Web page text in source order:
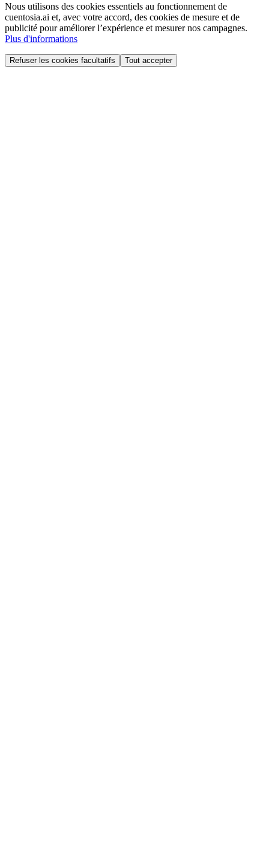
Nous utilisons des cookies essentiels au fonctionnement de
cuentosia.ai et, avec votre accord, des cookies de mesure et de
publicité pour améliorer l’expérience et mesurer nos campagnes.
Plus d'informations
Refuser les cookies facultatifs Tout accepter